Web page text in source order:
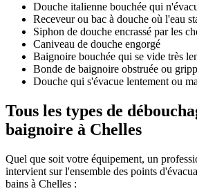
Douche italienne bouchée qui
Receveur ou bac à douche où l'eau
Siphon de douche encrassé par les
Caniveau de douche engorgé
Baignoire bouchée qui se vide très
Bonde de baignoire obstruée ou
Douche qui s'évacue lentement ou
Tous les types de
baignoire à Chelles
Quel que soit votre équipement, un
intervient sur l'ensemble des points
bains à Chelles :